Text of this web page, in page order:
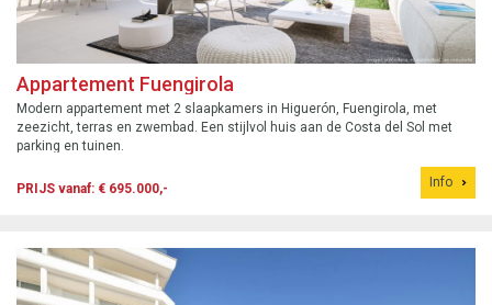
Appartement Fuengirola
Modern appartement met 2 slaapkamers in Higuerón, Fuengirola, met
zeezicht, terras en zwembad. Een stijlvol huis aan de Costa del Sol met
parking en tuinen.
PRIJS vanaf: € 695.000,- Info